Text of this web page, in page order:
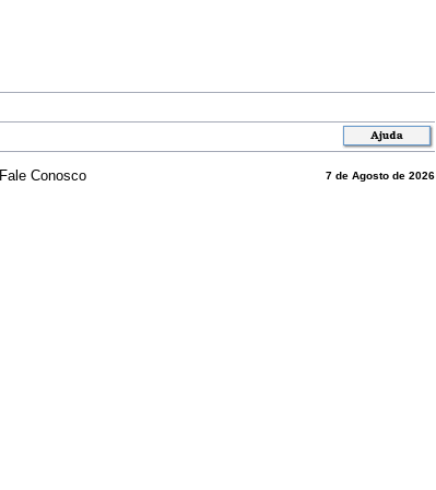
Fale Conosco 7 de Agosto de 2026